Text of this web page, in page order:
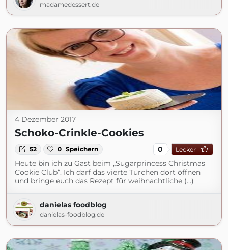
madamedessert.de
4 Dezember 2017
Schoko-Crinkle-Cookies
52 0 Speichern 0 Lecker
Heute bin ich zu Gast beim „Sugarprincess Christmas
Cookie Club“. Ich darf das vierte Türchen dort öffnen
und bringe euch das Rezept für weihnachtliche (...)
danielas foodblog
danielas-foodblog.de